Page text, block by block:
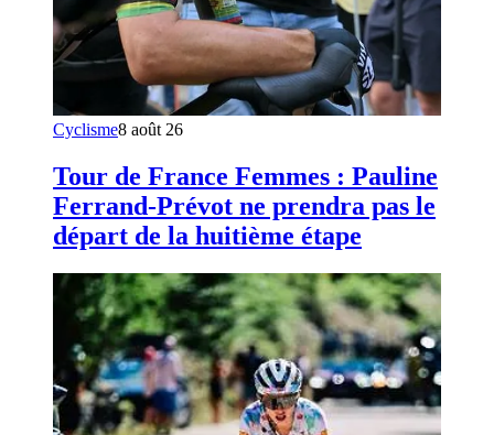
Cyclisme8 août 26
Tour de France Femmes : Pauline
Ferrand-Prévot ne prendra pas le
départ de la huitième étape